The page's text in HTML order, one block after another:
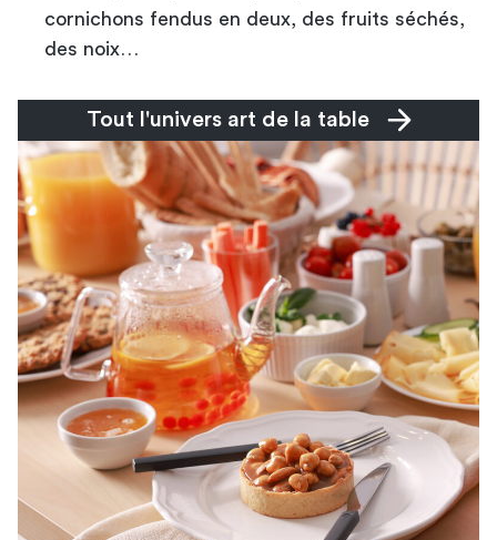
cornichons fendus en deux, des fruits séchés,
des noix…
Tout l'univers art de la table